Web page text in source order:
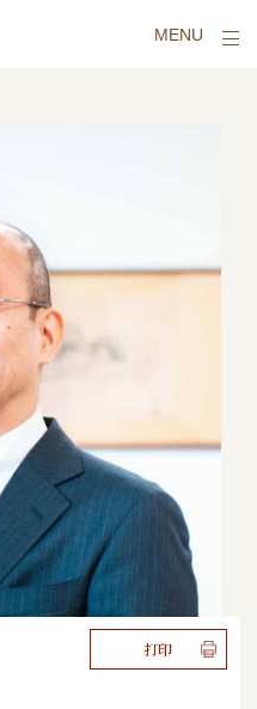
MENU
打印